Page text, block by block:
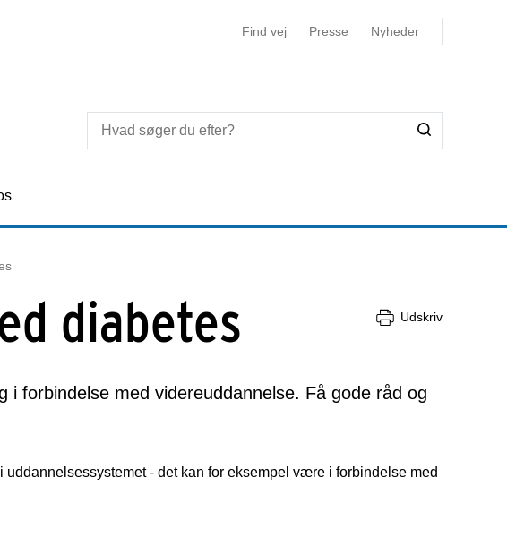
Find vej Presse Nyheder
diabetes Udskriv
forbindelse med videreuddannelse. Få gode råd og
- det kan for eksempel være i forbindelse med